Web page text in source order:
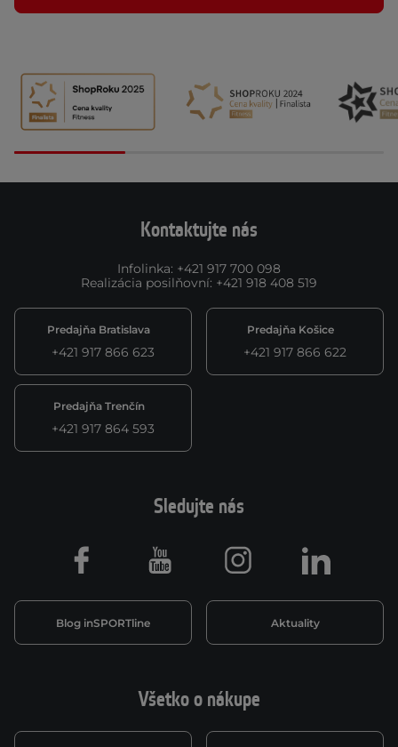
Kontaktujte nás
Infolinka: +421 917 700 098
Realizácia posilňovní: +421 918 408 519
Predajňa Bratislava
+421 917 866 623
Predajňa Košice
+421 917 866 622
Predajňa Trenčín
+421 917 864 593
Všetko o nákupe
Sledujte nás
Blog inSPORTline Aktuality
Facebook Youtube Instagram LinkedIn